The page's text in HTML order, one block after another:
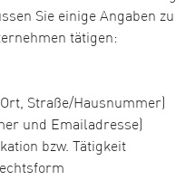
Sie einige Angaben zu
tätigen:
Straße/Hausnummer)
und Emailadresse)
bzw. Tätigkeit